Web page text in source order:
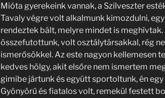
Mióta gyerekeink vannak, a Szilveszter
Tavaly végre volt alkalmunk kimozdulni,
rendeztek bált, melyre mindet is meghívtak.
összefutottunk, volt osztálytársakkal, rég
ismerősökkel. Az este nagyon kellemesen
kedves hölgy, akit elsőre nem ismertem
gimibe jártunk és együtt sportoltunk, én
Gyönyörű és fiatalos volt, remekül festett